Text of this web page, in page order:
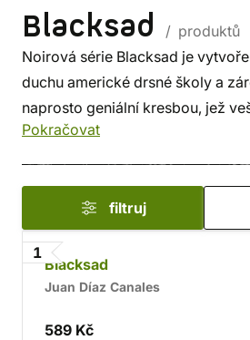
Blacksad
/ produktů
Noirová série Blacksad je
duchu americké drsné školy a
naprosto geniální kresbou, jež
postavy nahrazuje zvířaty, včetně
případy jsou všechno možné, jen
Pokračovat
filtruj
1
Blacksad
Juan Díaz Canales
589 Kč